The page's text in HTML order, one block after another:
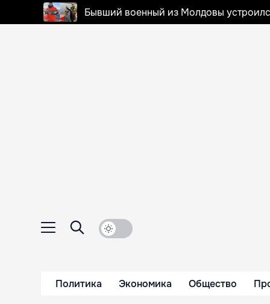
Бывший военный из Молдовы
Политика Экономика Общество